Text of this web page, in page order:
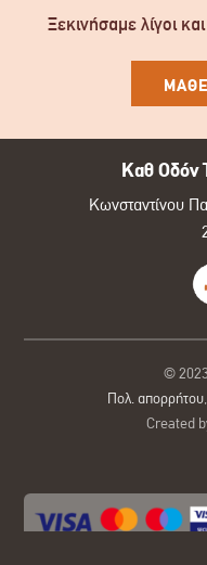
Ξεκινήσαμε λίγοι
Καθ Οδόν
Κωνσταντίνου
© 2023
Πολ. απορρήτου,
Created